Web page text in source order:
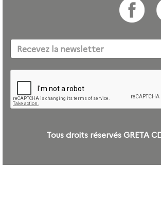
Tous droits réservés GRETA